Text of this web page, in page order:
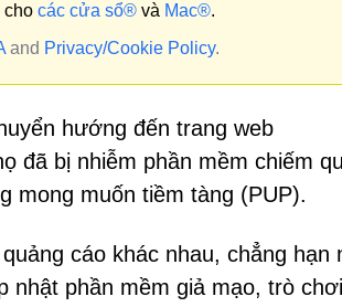
cho các cửa sổ®và Mac®.
and Privacy/Cookie Policy.
hướng đến trang web
đã bị nhiễm phần mềm chiếm
mong muốn tiềm tàng (PUP).
cáo khác nhau, chẳng hạn
nhật phần mềm giả mạo, trò